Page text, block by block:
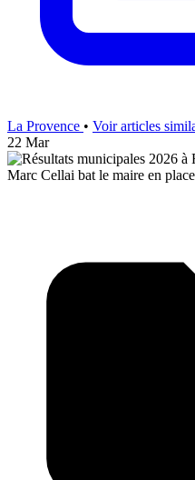
La Provence • Voir articles
22 Mar